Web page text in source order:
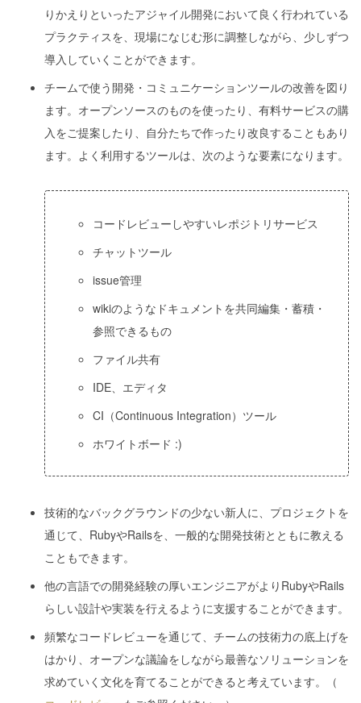
りかえりといったアジャイル開発において良く行われている
プラクティスを、現場になじむ形に調整しながら、少しずつ
導入していくことができます。
チームで使う開発・コミュニケーションツールの改善を図り
ます。オープンソースのものを使ったり、有料サービスの購
入をご提案したり、自分たちで作ったり改良することもあり
ます。よく利用するツールは、次のような要素になります。
コードレビューしやすいレポジトリサービス
チャットツール
issue管理
wikiのようなドキュメントを共同編集・蓄積・
参照できるもの
ファイル共有
IDE、エディタ
CI（Continuous Integration）ツール
ホワイトボード :)
技術的なバックグラウンドの少ない新人に、プロジェクトを
通じて、RubyやRailsを、一般的な開発技術とともに教える
こともできます。
他の言語での開発経験の厚いエンジニアがよりRubyやRails
らしい設計や実装を行えるように支援することができます。
頻繁なコードレビューを通じて、チームの技術力の底上げを
はかり、オープンな議論をしながら最善なソリューションを
求めていく文化を育てることができると考えています。（